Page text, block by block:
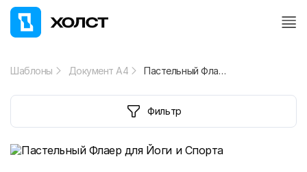
Шаблоны Документ А4 Пастельный Флаер для Йоги и Спорта
Фильтр